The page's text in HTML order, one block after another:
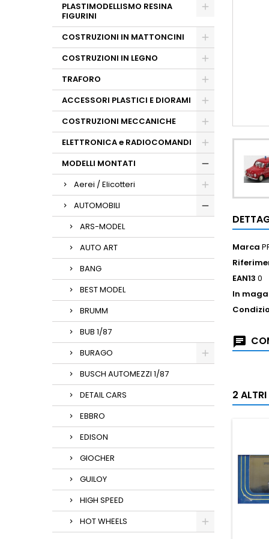
PLASTIMODELLISMO RESINA
FIGURINI
COSTRUZIONI IN MATTONCINI
COSTRUZIONI IN LEGNO
TRAFORO
ACCESSORI PLASTICI E DIORAMI
COSTRUZIONI MECCANICHE
ELETTRONICA e RADIOCOMANDI
MODELLI MONTATI
Aerei / Elicotteri
AUTOMOBILI
ARS-MODEL
AUTO ART
BANG
BEST MODEL
BRUMM
BUB 1/87
BURAGO
BUSCH AUTOMEZZI 1/87
DETAIL CARS
EBBRO
EDISON
GIOCHER
GUILOY
HIGH SPEED
HOT WHEELS
Marca
EAN13 0
In
2